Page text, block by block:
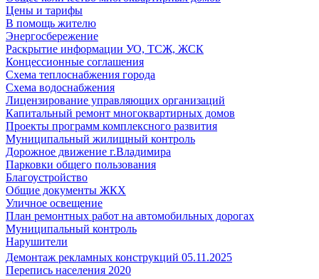
Цены и тарифы
В помощь жителю
Энергосбережение
Раскрытие информации УО, ТСЖ, ЖСК
Концессионные соглашения
Схема теплоснабжения города
Схема водоснабжения
Лицензирование управляющих организаций
Капитальный ремонт многоквартирных домов
Проекты программ комплексного развития
Муниципальный жилищный контроль
Дорожное движение г.Владимира
Парковки общего пользования
Благоустройство
Общие документы ЖКХ
Уличное освещение
План ремонтных работ на автомобильных дорогах
Муниципальный контроль
Нарушители
Демонтаж рекламных конструкций 05.11.2025
Перепись населения 2020